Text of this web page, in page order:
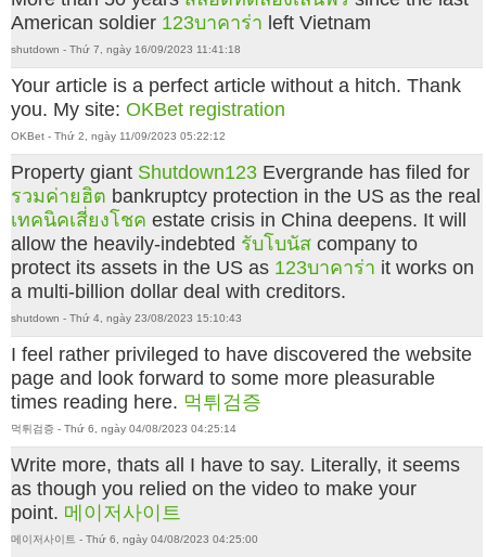
American soldier 123บาคาร่า left Vietnam
shutdown - Thứ 7, ngày 16/09/2023 11:41:18
Your article is a perfect article without a hitch. Thank
you. My site: OKBet registration
OKBet - Thứ 2, ngày 11/09/2023 05:22:12
Property giant Shutdown123 Evergrande has filed for
รวมค่ายฮิต bankruptcy protection in the US as the real
เทคนิคเสี่ยงโชค estate crisis in China deepens. It will
allow the heavily-indebted รับโบนัส company to
protect its assets in the US as 123บาคาร่า it works on
a multi-billion dollar deal with creditors.
shutdown - Thứ 4, ngày 23/08/2023 15:10:43
I feel rather privileged to have discovered the website
page and look forward to some more pleasurable
times reading here. 먹튀검증
먹튀검증 - Thứ 6, ngày 04/08/2023 04:25:14
Write more, thats all I have to say. Literally, it seems
as though you relied on the video to make your
point. 메이저사이트
메이저사이트 - Thứ 6, ngày 04/08/2023 04:25:00